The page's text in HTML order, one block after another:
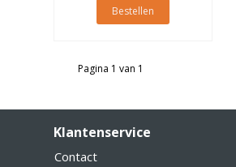
Bestellen
Pagina 1 van 1
Klantenservice
Contact